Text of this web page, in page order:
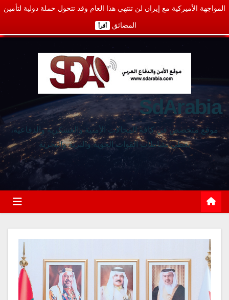
المواجهة الأميركية مع إيران لن تنتهي هذا العام وقد تتحول حملة دولية لتأمين
المضائق أقرأ
SdArabia
موقع متخصص في كافة المجالات الأمنية والعسكرية والدفاعية،
يغطي نشاطات القوات الجوية والبرية والبحرية